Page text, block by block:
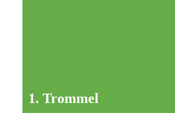
1. Trommel